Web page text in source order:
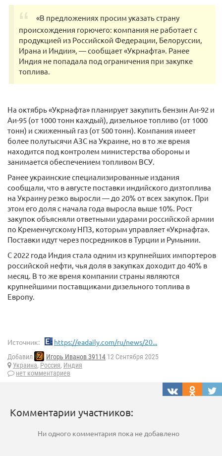
«В предложениях просим указать страну
происхождения горючего: компания не работает с
продукцией из Российской Федерации, Белоруссии,
Ирана и Индии», — сообщает «Укрнафта». Ранее
Индия не попадала под ограничения при закупке
топлива.
На октябрь «Укрнафта» планирует закупить бензин Аи-92 и
Аи-95 (от 1000 тонн каждый), дизельное топливо (от 1000
тонн) и сжиженный газ (от 500 тонн). Компания имеет
более полутысячи АЗС на Украине, но в то же время
находится под контролем министерства обороны и
занимается обеспечением топливом ВСУ.
Ранее украинские специализированные издания
сообщали, что в августе поставки индийского дизтоплива
на Украину резко выросли — до 20% от всех закупок. При
этом его доля с начала года выросла выше 10%. Рост
закупок объясняли ответными ударами российской армии
по Кременчугскому НПЗ, которым управляет «Укрнафта».
Поставки идут через посредников в Турции и Румынии.
С 2022 года Индия стала одним из крупнейших импортеров
российской нефти, чья доля в закупках доходит до 40% в
месяц. В то же время компании страны являются
крупнейшими поставщиками дизельного топлива в
Европу.
Источник: https://eadaily.com/ru/news/20...
Добавил Игорь Иванов 39114 12 Сентября 2025
Украина, Россия, Индия
нет комментариев
Комментарии участников:
Ни одного комментария пока не добавлено